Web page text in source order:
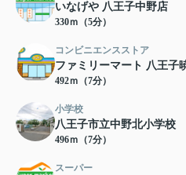
いなげや 八王子中野店
330ｍ（5分）
コンビニエンスストア
ファミリーマート 八王子
492ｍ（7分）
小学校
八王子市立中野北小学校
496ｍ（7分）
スーパー